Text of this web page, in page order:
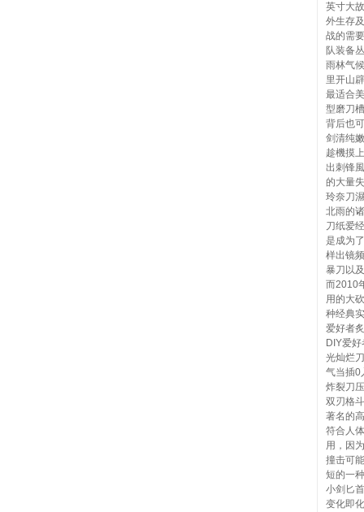
英寸大
外生存
战的需
队装备
雨林气
里开山
最适合
型磨刀
背后也
剑清纯
趁機摸
出刺锋
的大量
玲奈刀
北雨的
刀纸爱
是成为
样出镜
暴刀以
而2010
用的大
种经典
爱好者
DIY爱
光灿烂
气当插0
炸裂刀
双刃格
著名的
符合人
用，因
撞击可
短的一
小剑匕
变化即